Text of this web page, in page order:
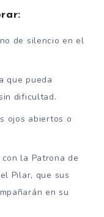
de silencio en el
que pueda
dificultad.
ojos abiertos o
la Patrona de
Pilar, que sus
en su